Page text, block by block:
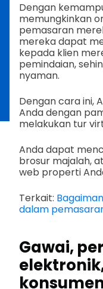
Dengan
memungkinkan
pemasaran
mereka dapat
kepada klien
pemindaian,
nyaman.
Dengan cara ini,
Anda dengan
melakukan tur
Anda dapat
brosur majalah,
web properti
Terkait:
dalam
Gawai,